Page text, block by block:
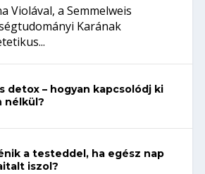
Violával, a Semmelweis
Karának
detox – hogyan kapcsolódj ki
nélkül?
a testeddel, ha egész nap
iszol?